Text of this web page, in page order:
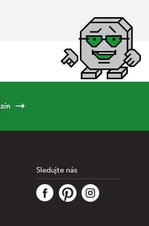
Sledujte nás